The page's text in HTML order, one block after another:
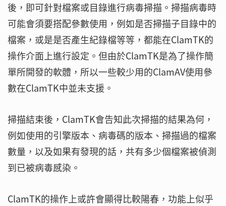
後，即可針對檔案或目錄進行病毒掃描。掃描病毒時
可能會須要搭配參數使用，例如是否掃描子目錄中的
檔案，或是是否產生紀錄檔等等，都能在ClamTK的
操作介面上進行設定。但由於ClamTK是為了操作簡
單所開發的軟體，所以一些較少用的ClamAV使用參
數在ClamTK中並未支援。
掃描結束後，ClamTK會告知此次掃描的結果為何，
例如使用的引擎版本、病毒碼的版本、掃描過的檔案
數量，以及如果有發現的話，共有多少個檔案被偵測
到已被病毒感染。
ClamTK的操作上或許會顯得比較陽春，功能上似乎